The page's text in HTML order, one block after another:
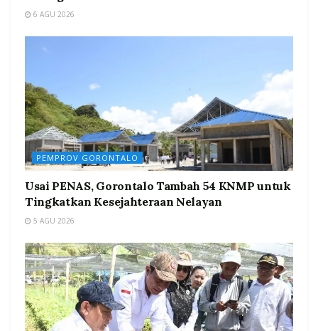
6 AGU 2026
PEMPROV GORONTALO
Usai PENAS, Gorontalo Tambah 54 KNMP untuk
Tingkatkan Kesejahteraan Nelayan
5 AGU 2026